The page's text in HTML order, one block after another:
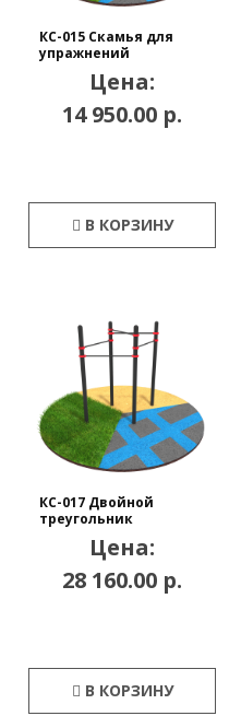
КС-015 Скамья для
упражнений
Цена:
14 950.00 р.
В КОРЗИНУ
КС-017 Двойной
треугольник
Цена:
28 160.00 р.
В КОРЗИНУ